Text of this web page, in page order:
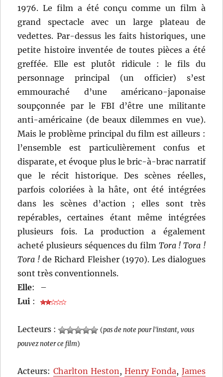
1976. Le film a été conçu comme un film à
grand spectacle avec un large plateau de
vedettes. Par-dessus les faits historiques, une
petite histoire inventée de toutes pièces a été
greffée. Elle est plutôt ridicule : le fils du
personnage principal (un officier) s’est
emmouraché d’une américano-japonaise
soupçonnée par le FBI d’être une militante
anti-américaine (de beaux dilemmes en vue).
Mais le problème principal du film est ailleurs :
l’ensemble est particulièrement confus et
disparate, et évoque plus le bric-à-brac narratif
que le récit historique. Des scènes réelles,
parfois coloriées à la hâte, ont été intégrées
dans les scènes d’action ; elles sont très
repérables, certaines étant même intégrées
plusieurs fois. La production a également
acheté plusieurs séquences du film Tora ! Tora !
Tora ! de Richard Fleisher (1970). Les dialogues
sont très conventionnels.
Elle:
–
Lui :
Lecteurs : (pas de note pour l'instant, vous
pouvez noter ce film)
Acteurs: Charlton Heston,Henry Fonda, James